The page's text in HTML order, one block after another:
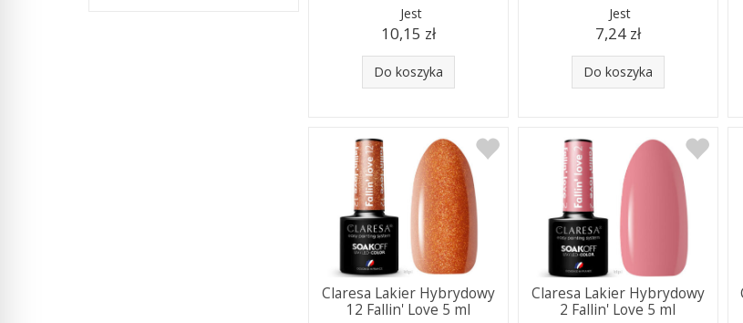
Jest
10,15 zł
Do koszyka
Jest
7,24 zł
Do koszyka
Claresa Lakier Hybrydowy
12 Fallin' Love 5 ml
Claresa Lakier Hybrydowy
2 Fallin' Love 5 ml